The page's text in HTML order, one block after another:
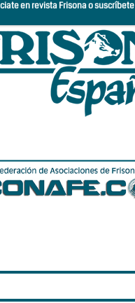
en revista Frisona o suscríbete